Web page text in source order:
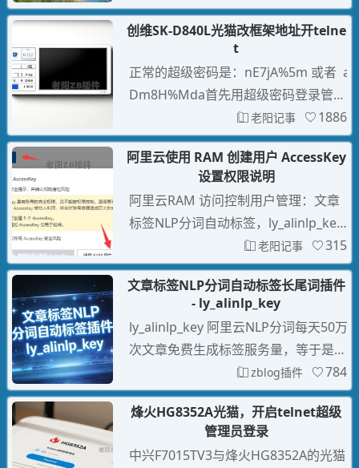
键测试内网连通性通过「测试本站」按
钮快速检测服务器能否正常访问自身网
站。测试结果实时反馈，若失败会触发
故障排查指引。智能故障诊断当测试失
败时，界面自动提供 3 类常见问题解决
方案：DNS解析检查
创维SK-D840L光猫改框架地址开telne
t
正常的超级密码是：nE7jA%5m 或者 a
Dm8H%Mda首先用超级密码登录管理
首页，然后按F12快捷键浏览器审核元
素，或者右键点审查元素，找到：然后
双击 template.gch ，修改为：修改后
是这样：就可以正常开启telnet功能
了。另一个方法是，也是必须管理员超
级密码登录管理后，访问：选
老阳记事 1886
阿里云使用 RAM 创建用户 AccessKey
设置权限说明
阿里云RAM 访问控制用户管理：文章
标签NLP分词自动标签，ly_alinlp_key -
老阳记事 315
文章标签NLP分词自动标签长尾词插件
- ly_alinlp_key
ly_alinlp_key 阿里云NLP分词每天50万
次文章免费生成标签服务量，等于是不
需要额外成本的生成tags标签，并且支
持火车头采集与其它自动发布的文章自
动生成标签，可以批量把旧文章没有标
签的文章自动生成补加标签。
zblog插件 784
烽火HG8352A光猫，开启telnet超级
管理员登录
中兴F7015TV3与烽火HG8352A的光猫